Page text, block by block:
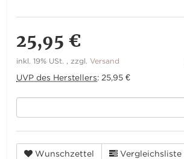
25,95 €
inkl. 19% USt. , zzgl.Versand
UVP des Herstellers: 25,95 €
Wunschzettel Vergleichsliste